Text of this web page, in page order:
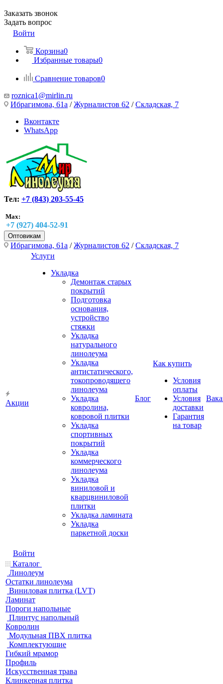
Заказать звонок
Задать вопрос
Войти
Корзина0
Избранные товары0
Сравнение товаров0
roznica1@mirlin.ru
Ибрагимова, 61а /Журналистов 62 /Складская, 7
Вконтакте
WhatsApp
Тел: +7 (843) 203-55-45
Max:
+7 (927) 404-52-91
Оптовикам
Ибрагимова, 61а /Журналистов 62 /Складская, 7
Акции
Услуги
Укладка
Демонтаж старых
покрытий
Подготовка
основания,
устройство
стяжки
Укладка
натурального
линолеума
Укладка
антистатического,
токопроводящего
линолеума
Укладка
ковролина,
ковровой плитки
Укладка
спортивных
покрытий
Укладка
коммерческого
линолеума
Укладка
виниловой и
кварцвиниловой
плитки
Укладка ламината
Укладка
паркетной доски
Блог
Как купить
Условия
оплаты
Условия
доставки
Гарантия
на товар
Войти
Каталог
Линолеум
Остатки линолеума
Виниловая плитка (LVT)
Ламинат
Пороги напольные
Плинтус напольный
Ковролин
Модульная ПВХ плитка
Комплектующие
Гибкий мрамор
Профиль
Искусственная трава
Клинкерная плитка